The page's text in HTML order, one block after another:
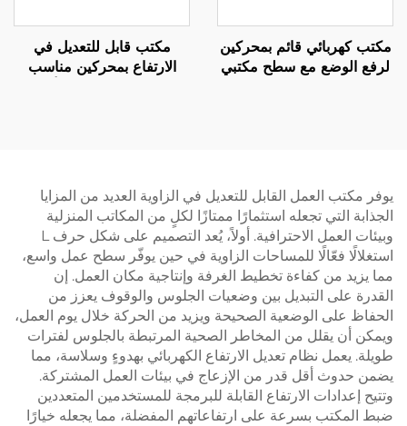
مكتب كهربائي قائم بمحركين
لرفع الوضع مع سطح مكتبي
مكتب قابل للتعديل في
الارتفاع بمحركين مناسب
يوفر مكتب العمل القابل للتعديل في الزاوية العديد من المزايا
الجذابة التي تجعله استثمارًا ممتازًا لكلٍ من المكاتب المنزلية
وبيئات العمل الاحترافية. أولاً، يُعد التصميم على شكل حرف L
استغلالًا فعّالًا للمساحات الزاوية في حين يوفّر سطح عمل واسع،
مما يزيد من كفاءة تخطيط الغرفة وإنتاجية مكان العمل. إن
القدرة على التبديل بين وضعيات الجلوس والوقوف يعزز من
الحفاظ على الوضعية الصحيحة ويزيد من الحركة خلال يوم العمل،
ويمكن أن يقلل من المخاطر الصحية المرتبطة بالجلوس لفترات
طويلة. يعمل نظام تعديل الارتفاع الكهربائي بهدوءٍ وسلاسة، مما
يضمن حدوث أقل قدر من الإزعاج في بيئات العمل المشتركة.
وتتيح إعدادات الارتفاع القابلة للبرمجة للمستخدمين المتعددين
ضبط المكتب بسرعة على ارتفاعاتهم المفضلة، مما يجعله خيارًا